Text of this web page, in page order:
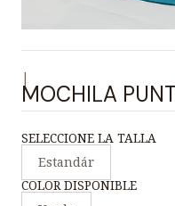
MOCHILA
SELECCIONE LA TALLA
Estandár
COLOR DISPONIBLE